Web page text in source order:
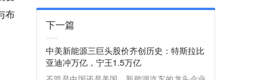
布
下一篇
中美新能源三巨头股价齐创历史：特斯拉比
亚迪冲万亿，宁王1.5万亿